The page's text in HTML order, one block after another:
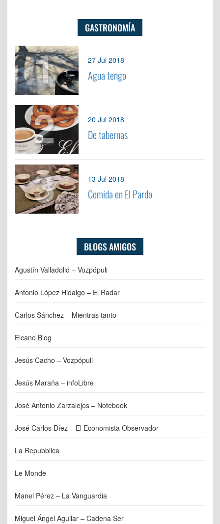
GASTRONOMÍA
1 27 Jul 2018
Agua tengo
2 20 Jul 2018
De tabernas
3 13 Jul 2018
Comida en El Pardo
BLOGS AMIGOS
Agustín Valladolid – Vozpópuli
Antonio López Hidalgo – El Radar
Carlos Sánchez – Mientras tanto
Elcano Blog
Jesús Cacho – Vozpópuli
Jesús Maraña – infoLibre
José Antonio Zarzalejos – Notebook
José Carlos Díez – El Economista Observador
La Repubblica
Le Monde
Manel Pérez – La Vanguardia
Miguel Ángel Aguilar – Cadena Ser